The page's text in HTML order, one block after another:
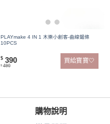
PLAYmake 4 IN 1 木樂小創客-曲線鋸條
10PCS
$ 390
$ 490
買給寶寶🤍
購物說明